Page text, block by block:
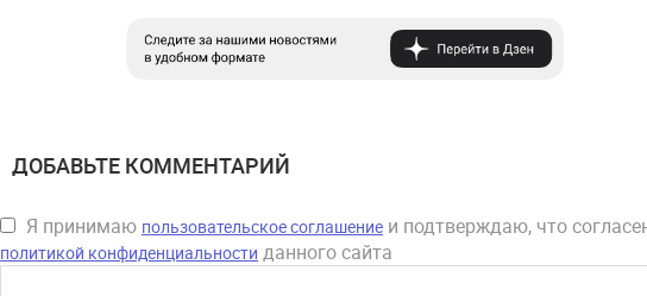
ДОБАВЬТЕ КОММЕНТАРИЙ
Я принимаю пользовательское соглашение и подтверждаю, что
политикой конфиденциальности данного сайта